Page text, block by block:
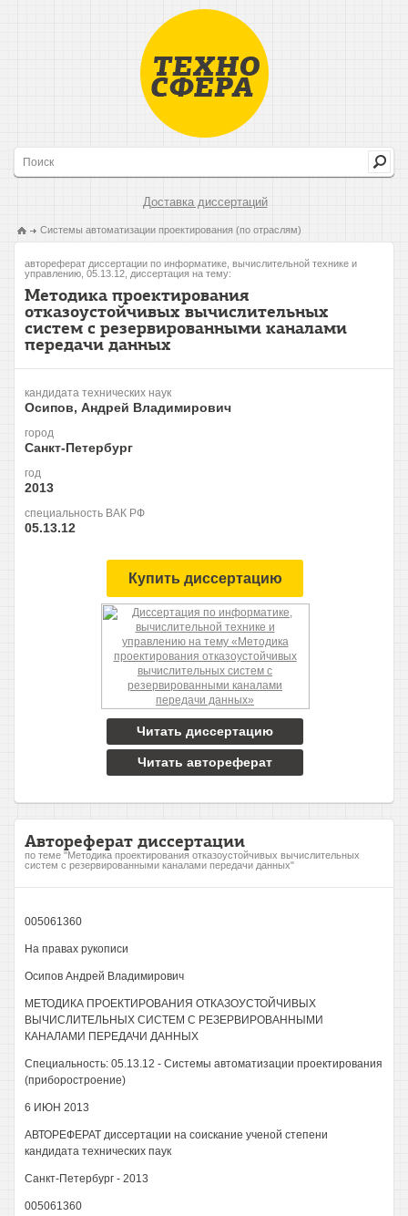
Доставка диссертаций
Системы автоматизации проектирования (по отраслям)
автореферат диссертации по информатике, вычислительной технике и
управлению, 05.13.12, диссертация на тему:
Методика проектирования
отказоустойчивых вычислительных
систем с резервированными каналами
передачи данных
кандидата технических наук
Осипов, Андрей Владимирович
город
Санкт-Петербург
год
2013
специальность ВАК РФ
05.13.12
Купить диссертацию
Читать диссертацию
Читать автореферат
Автореферат диссертации
по теме "Методика проектирования отказоустойчивых вычислительных
систем с резервированными каналами передачи данных"
005061360
На правах рукописи
Осипов Андрей Владимирович
МЕТОДИКА ПРОЕКТИРОВАНИЯ ОТКАЗОУСТОЙЧИВЫХ
ВЫЧИСЛИТЕЛЬНЫХ СИСТЕМ С РЕЗЕРВИРОВАННЫМИ
КАНАЛАМИ ПЕРЕДАЧИ ДАННЫХ
Специальность: 05.13.12 - Системы автоматизации проектирования
(приборостроение)
6 ИЮН 2013
АВТОРЕФЕРАТ диссертации на соискание ученой степени
кандидата технических паук
Санкт-Петербург - 2013
005061360